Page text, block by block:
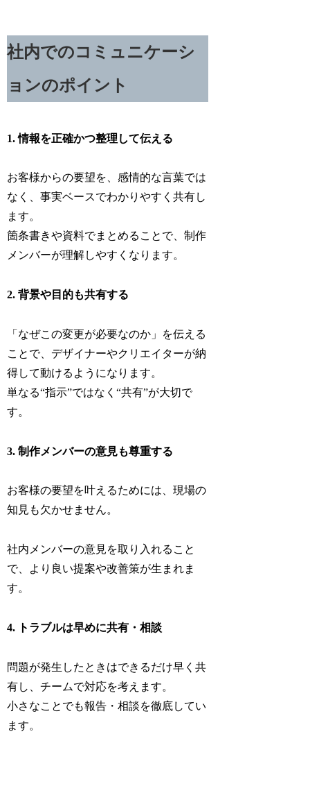
社内でのコミュニケーシ
ョンのポイント
1. 情報を正確かつ整理して伝える
お客様からの要望を、感情的な言葉では
なく、事実ベースでわかりやすく共有し
ます。
箇条書きや資料でまとめることで、制作
メンバーが理解しやすくなります。
2. 背景や目的も共有する
「なぜこの変更が必要なのか」を伝える
ことで、デザイナーやクリエイターが納
得して動けるようになります。
単なる“指示”ではなく“共有”が大切で
す。
3. 制作メンバーの意見も尊重する
お客様の要望を叶えるためには、現場の
知見も欠かせません。
社内メンバーの意見を取り入れること
で、より良い提案や改善策が生まれま
す。
4. トラブルは早めに共有・相談
問題が発生したときはできるだけ早く共
有し、チームで対応を考えます。
小さなことでも報告・相談を徹底してい
ます。